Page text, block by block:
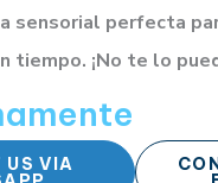
sensorial perfecta
tiempo. ¡No te lo
US VIA